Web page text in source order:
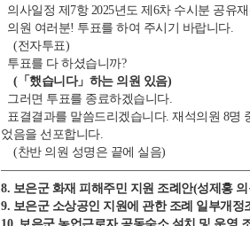
의사일정 제7항 2025년도 제6차 수시분 공유
의원 여러분! 투표를 하여 주시기 바랍니다.
(전자투표)
투표를 다 하셨습니까?
(「했습니다」하는 의원 있음)
그러면 투표를 종료하겠습니다.
표결결과를 말씀드리겠습니다. 재석의원 8명
었음을 선포합니다.
(찬반 의원 성명은 끝에 실음)
8. 보은군 화재 피해주민 지원 조례안(성제홍
9. 보은군 소상공인 지원에 관한 조례 일부개정